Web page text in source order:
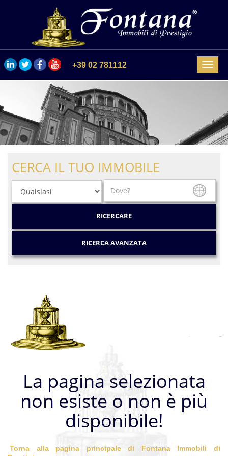
+39 02 781112 Menu
CERCA IL TUO IMMOBILE
RICERCARE
RICERCA AVANZATA
La pagina selezionata
non esiste o non è più
disponibile!
Torna alla pagina principale di Fontana Immobili di